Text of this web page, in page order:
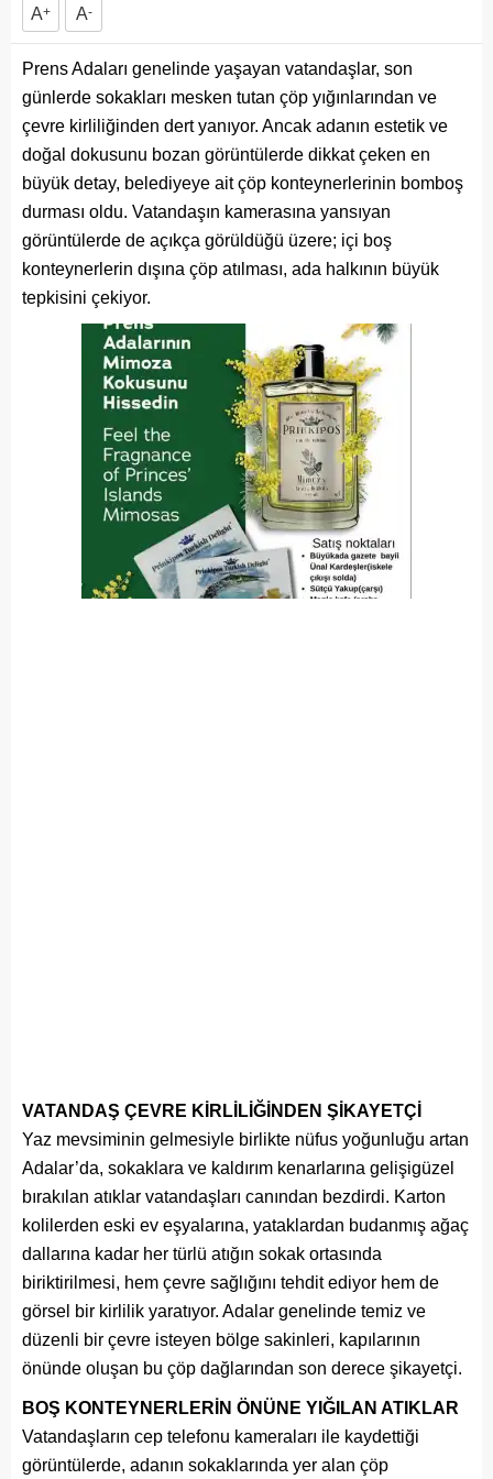
A+ A-
Prens Adaları genelinde yaşayan vatandaşlar, son
günlerde sokakları mesken tutan çöp yığınlarından ve
çevre kirliliğinden dert yanıyor. Ancak adanın estetik ve
doğal dokusunu bozan görüntülerde dikkat çeken en
büyük detay, belediyeye ait çöp konteynerlerinin bomboş
durması oldu. Vatandaşın kamerasına yansıyan
görüntülerde de açıkça görüldüğü üzere; içi boş
konteynerlerin dışına çöp atılması, ada halkının büyük
tepkisini çekiyor.
VATANDAŞ ÇEVRE KİRLİLİĞİNDEN ŞİKAYETÇİ
Yaz mevsiminin gelmesiyle birlikte nüfus yoğunluğu artan
Adalar’da, sokaklara ve kaldırım kenarlarına gelişigüzel
bırakılan atıklar vatandaşları canından bezdirdi. Karton
kolilerden eski ev eşyalarına, yataklardan budanmış ağaç
dallarına kadar her türlü atığın sokak ortasında
biriktirilmesi, hem çevre sağlığını tehdit ediyor hem de
görsel bir kirlilik yaratıyor. Adalar genelinde temiz ve
düzenli bir çevre isteyen bölge sakinleri, kapılarının
önünde oluşan bu çöp dağlarından son derece şikayetçi.
BOŞ KONTEYNERLERİN ÖNÜNE YIĞILAN ATIKLAR
Vatandaşların cep telefonu kameraları ile kaydettiği
görüntülerde, adanın sokaklarında yer alan çöp